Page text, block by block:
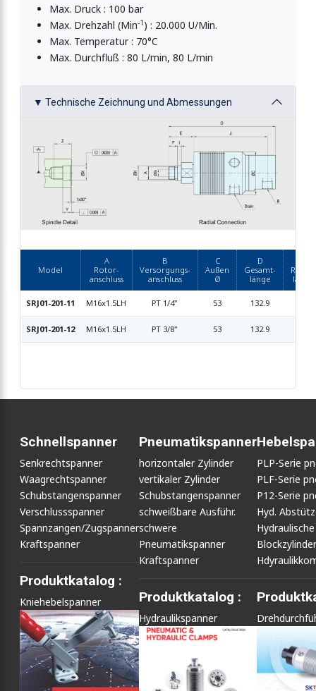
Max. Druck : 100 bar
Max. Drehzahl (Min-1 ) : 20.000 U/Min.
Max. Temperatur : 70°C
Max. Durchfluß : 80 L/min, 80 L/min
▼ Technische Zeichnung und Abmessungen
Model
A
Rotor-
anschluss
B
Versorgungs-
anschluss
C
Außen
Ø
D
Gesamt-
länge
Rotor-
länge
SRJ01-201-11 M16x1.5LH PT 1/4" 53 132.9
SRJ01-201-12 M16x1.5LH PT 3/8" 53 132.9
Schnellspanner
Senkrechtspanner
Waagrechtspanner
Schubstangenspanner
Verschlussspanner
Spannzangen/Zugspanner
Kraftspanner
Produktkatalog :
Kniehebelspanner
Pneumatikspanner
horizontaler Zylinder
vertikaler Zylinder
Schubstangenspanner
schweißbare Ausführ.
schwere
Pneumatikspanner
Kraftspanner
Produktkatalog :
Hydraulikspanner
PLP-Serie
PLF-Serie
P12-Serie
Hyd.
Hydraulische
Blockzylinder